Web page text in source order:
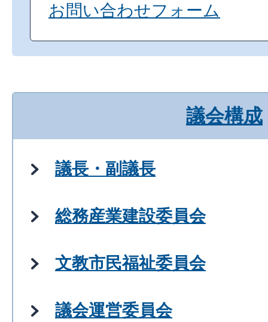
お問い合わせフォーム
議会構成
議長・副議長
総務産業建設委員会
文教市民福祉委員会
議会運営委員会